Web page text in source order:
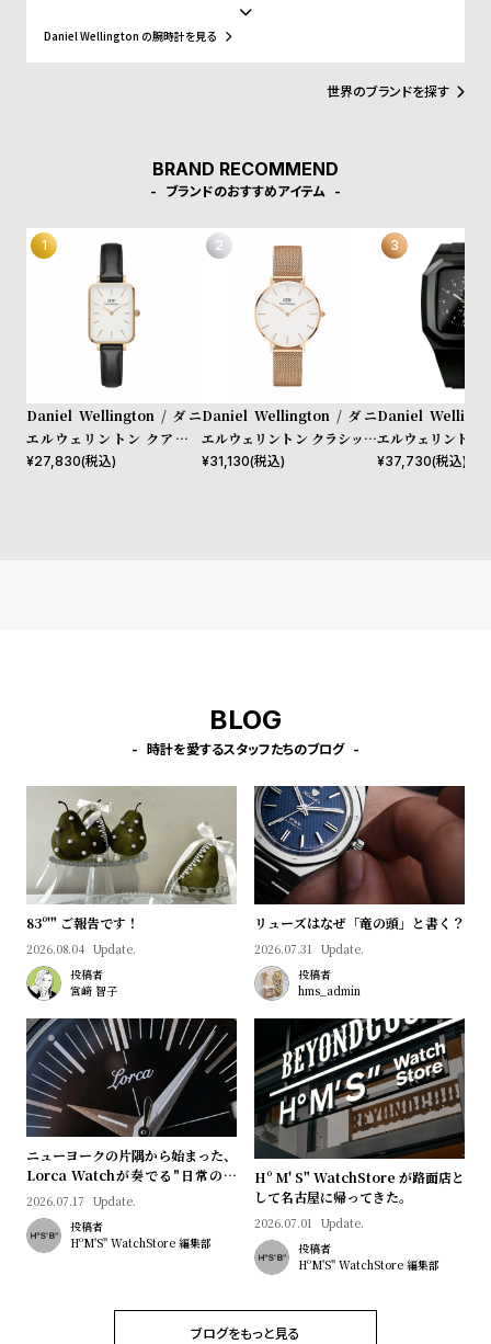
t
o
p
計
保
証
プ
ス
印
サ
ー
ビ
よ
く
あ
る
質
問
お
問
い
合
わ
せ
ス、好みに応じて付け替えられる豊富なカラーのレザーやNATO タ
イプベルトというトレンドスタイルを築き、ファッションウォッチ
界に革命をもたらしました。スウェーデンにおけるシンプルでタイ
ムレスなデザインとイギリスの伝統的で紳士的なスタイルの融合
が、高級感を演出し、ミニマリズムが時代を超えて愛されるデザイ
Daniel Wellington の腕時計を見る
世界のブランドを探す
BRAND RECOMMEND
ブランドのおすすめアイテム
Daniel Wellington / ダニ
エルウェリントン クアドロ
シェフィールド ローズゴール
¥27,830(税込)
Daniel Wellington / ダニ
エルウェリントン クラシック
ペティット メルローズ ロー
¥31,130(税込)
Daniel
エルウェリントン
40mm Apple
¥37,730(税込)
BLOG
時計を愛するスタッフたちのブログ
83º'" ご報告です！
2026.08.04 Update.
投稿者
宮﨑 智子
リューズはなぜ「竜の頭」と書く？
2026.07.31 Update.
投稿者
hms_admin
ニューヨークの片隅から始まった、
Lorca Watchが奏でる"日常のロ
マン"｜Brand Picks #08
2026.07.17 Update.
投稿者
HºM'S" WatchStore 編集部
Hº M' S" WatchStore が路面店と
して名古屋に帰ってきた。
2026.07.01 Update.
投稿者
HºM'S" WatchStore 編集部
ブログをもっと見る